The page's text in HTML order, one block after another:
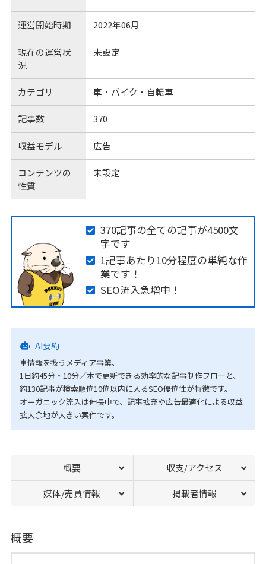
運営開始時期 2022年06月
現在の運営状
況
未設定
カテゴリ 車・バイク・自転車
記事数 370
収益モデル 広告
コンテンツの
性質
未設定
370記事の全ての記事が4500文
字です
1記事あたり10分程度の単純な作
業です！
SEO流入急増中！
AI要約
車情報を扱うメディア事業。
1日約45分・10分／本で更新できる効率的な記事制作フローと、
約130記事が検索順位10位以内に入るSEO優位性が特徴です。
オーガニック流入は伸長中で、記事拡充や広告最適化による収益
拡大余地が大きい案件です。
概要 収支/アクセス
媒体/売買情報 掲載者情報
概要